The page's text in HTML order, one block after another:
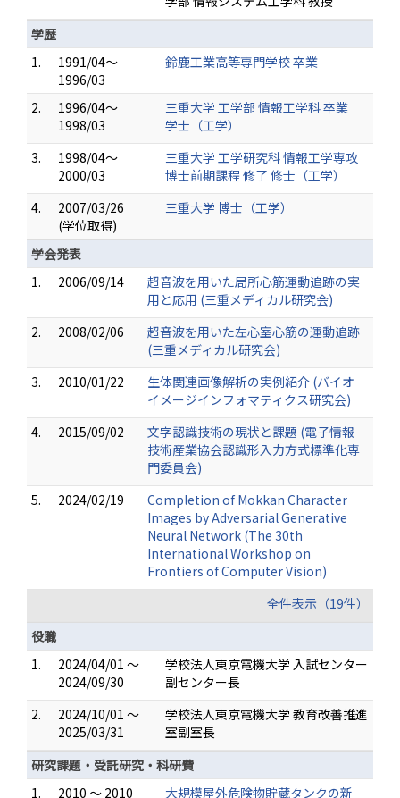
学歴
1.
1991/04～
1996/03
鈴鹿工業高等専門学校 卒業
2.
1996/04～
1998/03
三重大学 工学部 情報工学科 卒業
学士（工学）
3.
1998/04～
2000/03
三重大学 工学研究科 情報工学専攻
博士前期課程 修了 修士（工学）
4.
2007/03/26
(学位取得)
三重大学 博士（工学）
学会発表
1.
2006/09/14
超音波を用いた局所心筋運動追跡の実
用と応用 (三重メディカル研究会)
2.
2008/02/06
超音波を用いた左心室心筋の運動追跡
(三重メディカル研究会)
3.
2010/01/22
生体関連画像解析の実例紹介 (バイオ
イメージインフォマティクス研究会)
4.
2015/09/02
文字認識技術の現状と課題 (電子情報
技術産業協会認識形入力方式標準化専
門委員会)
5.
2024/02/19
Completion of Mokkan Character
Images by Adversarial Generative
Neural Network (The 30th
International Workshop on
Frontiers of Computer Vision)
全件表示（19件）
役職
1.
2024/04/01 ～
2024/09/30
学校法人東京電機大学 入試センター
副センター長
2.
2024/10/01 ～
2025/03/31
学校法人東京電機大学 教育改善推進
室副室長
研究課題・受託研究・科研費
1.
2010 ～ 2010
大規模屋外危険物貯蔵タンクの新